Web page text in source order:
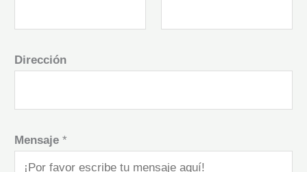
Dirección
Mensaje *